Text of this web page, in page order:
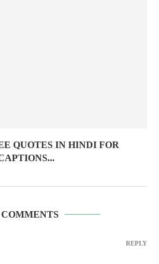
QUOTES IN HINDI FOR
COMMENTS
REPLY